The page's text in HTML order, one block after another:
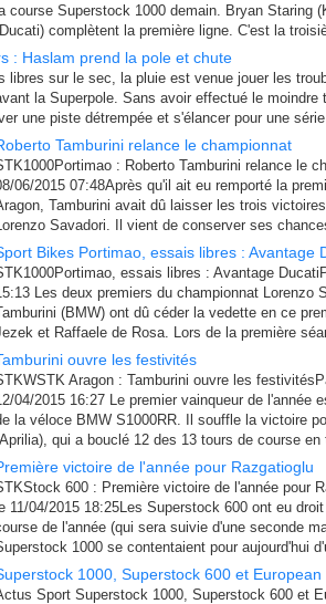
course Superstock 1000 demain. Bryan Staring
complètent la première ligne. C'est la
: Haslam prend la pole et chute
libres sur le sec, la pluie est venue jouer les
la Superpole. Sans avoir effectué le
une piste détrempée et s'élancer pour une
Tamburini relance le championnat
: Roberto Tamburini relance le
06/2015 07:48Après qu'il ait eu remporté la
Tamburini avait dû laisser les trois
Savadori. Il vient de conserver ses
Bikes Portimao, essais libres : Avantage
essais libres : Avantage
Les deux premiers du championnat Lorenzo
(BMW) ont dû céder la vedette en ce
et Raffaele de Rosa. Lors de la première
ouvre les festivités
Aragon : Tamburini ouvre les
04/2015 16:27 Le premier vainqueur de l'année
la véloce BMW S1000RR. Il souffle la victoire
qui a bouclé 12 des 13 tours de course
victoire de l'année pour Razgatioglu
600 : Première victoire de l'année pour
11/04/2015 18:25Les Superstock 600 ont eu
de l'année (qui sera suivie d'une seconde
1000 se contentaient pour aujourd'hui
1000, Superstock 600 et
Sport Superstock 1000, Superstock 600 et